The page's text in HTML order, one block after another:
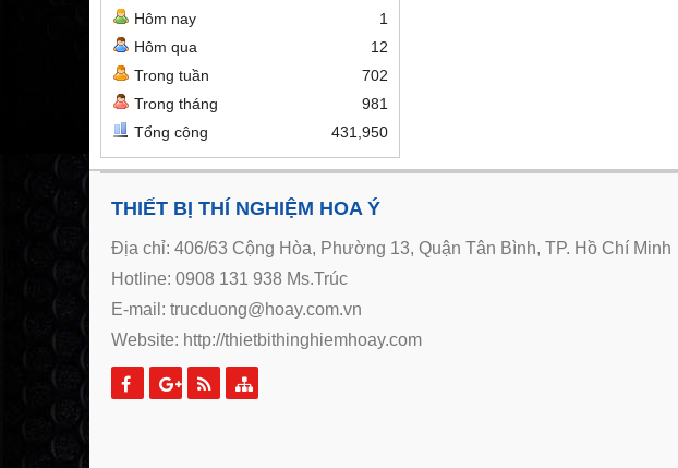
Hôm nay
1
Hôm qua
12
Trong tuần
702
Trong tháng
981
Tổng cộng
431,950
THIẾT BỊ THÍ NGHIỆM HOA Ý
Địa chỉ: 406/63 Cộng Hòa, Phường 13, Quận Tân Bình, TP. Hồ Chí Minh
Hotline: 0908 131 938 Ms.Trúc
E-mail: trucduong@hoay.com.vn
Website: http://thietbithinghiemhoay.com